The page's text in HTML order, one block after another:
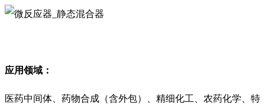
应用领域：
医药中间体、药物合成（含外包）、精细化工、农药化学、特